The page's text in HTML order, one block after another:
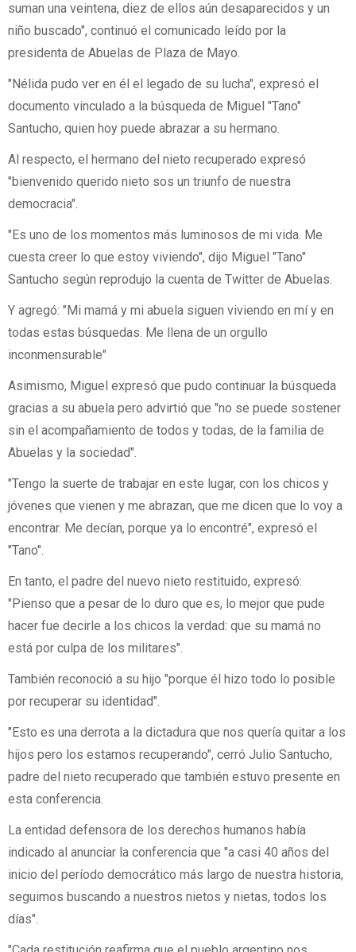
suman una veintena, diez de ellos aún desaparecidos y un
niño buscado", continuó el comunicado leído por la
presidenta de Abuelas de Plaza de Mayo.
"Nélida pudo ver en él el legado de su lucha", expresó el
documento vinculado a la búsqueda de Miguel "Tano"
Santucho, quien hoy puede abrazar a su hermano.
Al respecto, el hermano del nieto recuperado expresó
"bienvenido querido nieto sos un triunfo de nuestra
democracia".
"Es uno de los momentos más luminosos de mi vida. Me
cuesta creer lo que estoy viviendo", dijo Miguel "Tano"
Santucho según reprodujo la cuenta de Twitter de Abuelas.
Y agregó: "Mi mamá y mi abuela siguen viviendo en mí y en
todas estas búsquedas. Me llena de un orgullo
inconmensurable"
Asimismo, Miguel expresó que pudo continuar la búsqueda
gracias a su abuela pero advirtió que "no se puede sostener
sin el acompañamiento de todos y todas, de la familia de
Abuelas y la sociedad".
"Tengo la suerte de trabajar en este lugar, con los chicos y
jóvenes que vienen y me abrazan, que me dicen que lo voy a
encontrar. Me decían, porque ya lo encontré", expresó el
"Tano".
En tanto, el padre del nuevo nieto restituido, expresó:
"Pienso que a pesar de lo duro que es, lo mejor que pude
hacer fue decirle a los chicos la verdad: que su mamá no
está por culpa de los militares".
También reconoció a su hijo "porque él hizo todo lo posible
por recuperar su identidad".
"Esto es una derrota a la dictadura que nos quería quitar a los
hijos pero los estamos recuperando", cerró Julio Santucho,
padre del nieto recuperado que también estuvo presente en
esta conferencia.
La entidad defensora de los derechos humanos había
indicado al anunciar la conferencia que "a casi 40 años del
inicio del período democrático más largo de nuestra historia,
seguimos buscando a nuestros nietos y nietas, todos los
días".